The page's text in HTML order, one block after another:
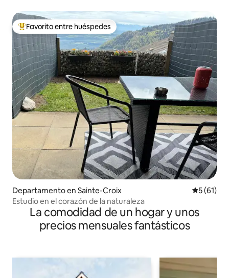
De los mejores en Favorito entre huéspedes
Favorito entre huéspedes
Departamento en Sainte-Croix
5 (61)
Estudio en el corazón de la naturaleza
La comodidad de un hogar y unos
precios mensuales fantásticos